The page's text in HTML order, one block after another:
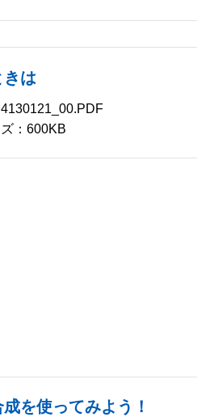
きは
：600KB
を使ってみよう！